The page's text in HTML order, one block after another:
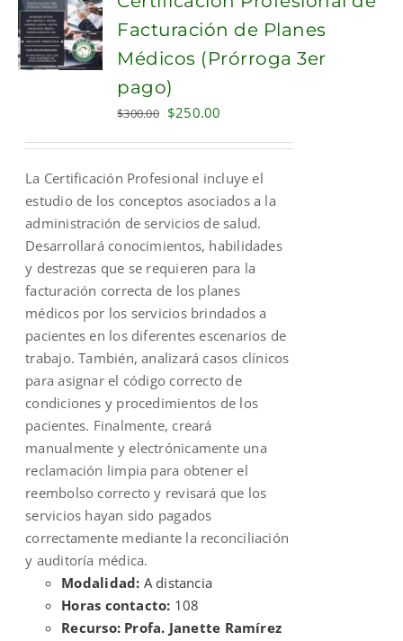
ADD TO
Facturación de Planes
Médicos (Prórroga 3er
pago)
$300.00 Original
$300.00.
$250.00
$250.00.
La Certificación Profesional incluye el
estudio de los conceptos asociados a la
administración de servicios de salud.
Desarrollará conocimientos, habilidades
y destrezas que se requieren para la
facturación correcta de los planes
médicos por los servicios brindados a
pacientes en los diferentes escenarios de
trabajo. También, analizará casos clínicos
para asignar el código correcto de
condiciones y procedimientos de los
pacientes. Finalmente, creará
manualmente y electrónicamente una
reclamación limpia para obtener el
reembolso correcto y revisará que los
servicios hayan sido pagados
correctamente mediante la reconciliación
y auditoría médica.
Modalidad: A distancia
Horas contacto: 108
Recurso: Profa. Janette Ramírez